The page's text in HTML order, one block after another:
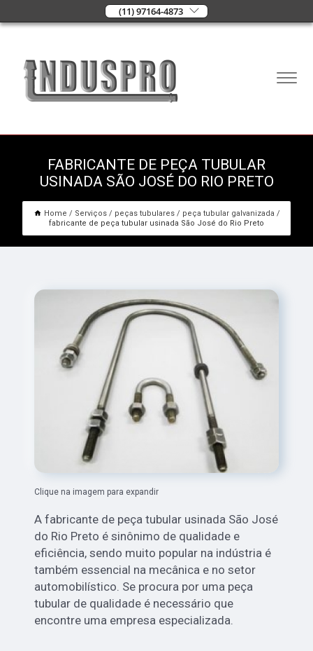
(11) 97164-4873
FABRICANTE DE PEÇA TUBULAR
USINADA SÃO JOSÉ DO RIO PRETO
Home Serviços peças tubulares
peça tubular galvanizada
fabricante de peça tubular usinada São José do Rio Preto
Clique na imagem para expandir
A fabricante de peça tubular usinada São José
do Rio Preto é sinônimo de qualidade e
eficiência, sendo muito popular na indústria é
também essencial na mecânica e no setor
automobilístico. Se procura por uma peça
tubular de qualidade é necessário que
encontre uma empresa especializada.